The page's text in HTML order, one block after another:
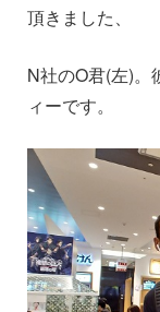
頂きました、
N社のO君(左)。
ィーです。